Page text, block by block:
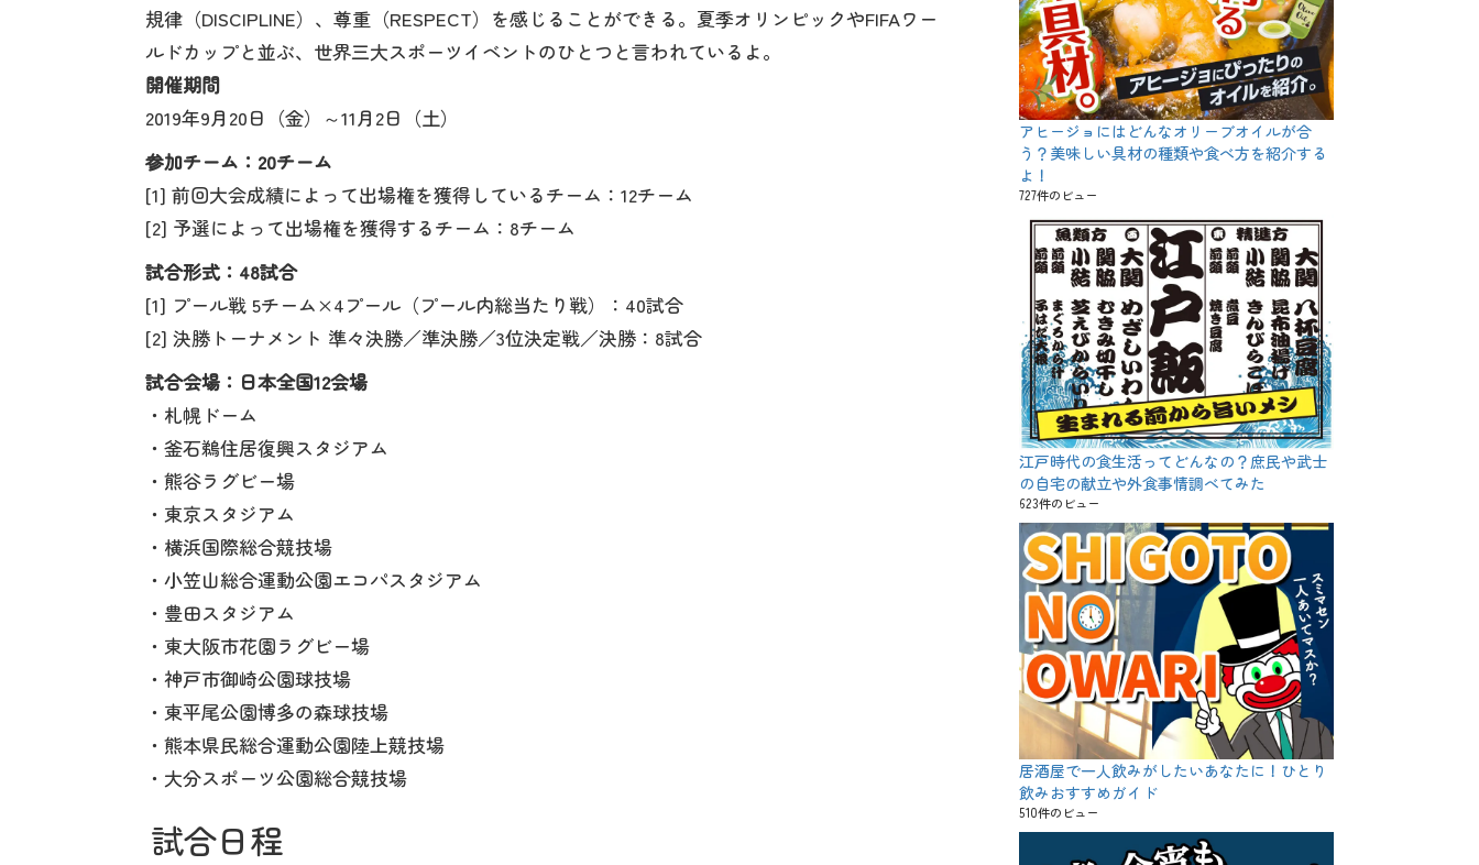
規律（DISCIPLINE）、尊重（RESPECT）を感じることができる。夏季オリンピックやFIFAワー
ルドカップと並ぶ、世界三大スポーツイベントのひとつと言われているよ。
開催期間
2019年9月20日（金）～11月2日（土）
参加チーム：20チーム
[1] 前回大会成績によって出場権を獲得しているチーム：12チーム
[2] 予選によって出場権を獲得するチーム：8チーム
試合形式：48試合
[1] プール戦 5チーム×4プール（プール内総当たり戦）：40試合
[2] 決勝トーナメント 準々決勝／準決勝／3位決定戦／決勝：8試合
試合会場：日本全国12会場
・札幌ドーム
・釜石鵜住居復興スタジアム
・熊谷ラグビー場
・東京スタジアム
・横浜国際総合競技場
・小笠山総合運動公園エコパスタジアム
・豊田スタジアム
・東大阪市花園ラグビー場
・神戸市御崎公園球技場
・東平尾公園博多の森球技場
・熊本県民総合運動公園陸上競技場
・大分スポーツ公園総合競技場
試合日程
アヒージョにはどんなオリーブオイルが合
う？美味しい具材の種類や食べ方を紹介する
よ！
727件のビュー
江戸時代の食生活ってどんなの？庶民や武士
の自宅の献立や外食事情調べてみた
623件のビュー
居酒屋で一人飲みがしたいあなたに！ひとり
飲みおすすめガイド
510件のビュー